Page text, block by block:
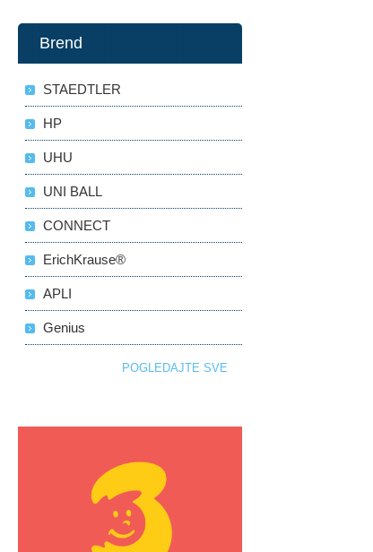
Brend
STAEDTLER
HP
UHU
UNI BALL
CONNECT
ErichKrause®
APLI
Genius
POGLEDAJTE SVE